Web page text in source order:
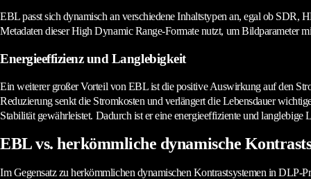
EBL passt sich dynamisch an verschiedene Inhaltstypen an, egal ob
Metadaten dieser High Dynamic Range-Formate nutzt, um Bildparameter
Energieeffizienz und Langlebigkeit
Ein weiterer großer Vorteil von EBL ist die positive Auswirkung auf den
Reduzierung senkt die Stromkosten und verlängert die Lebensdauer
Stabilität gewährleistet. Dadurch ist er eine energieeffiziente und
EBL vs. herkömmliche dynamische
Im Gegensatz zu herkömmlichen dynamischen Kontrastsystemen in DLP-